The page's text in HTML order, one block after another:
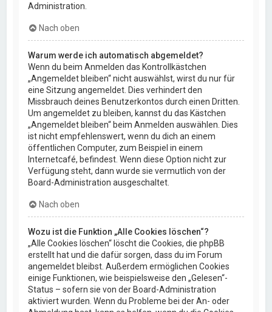
Administration.
Nach oben
Warum werde ich automatisch abgemeldet?
Wenn du beim Anmelden das Kontrollkästchen
„Angemeldet bleiben“ nicht auswählst, wirst du nur für
eine Sitzung angemeldet. Dies verhindert den
Missbrauch deines Benutzerkontos durch einen Dritten.
Um angemeldet zu bleiben, kannst du das Kästchen
„Angemeldet bleiben“ beim Anmelden auswählen. Dies
ist nicht empfehlenswert, wenn du dich an einem
öffentlichen Computer, zum Beispiel in einem
Internetcafé, befindest. Wenn diese Option nicht zur
Verfügung steht, dann wurde sie vermutlich von der
Board-Administration ausgeschaltet.
Nach oben
Wozu ist die Funktion „Alle Cookies löschen“?
„Alle Cookies löschen“ löscht die Cookies, die phpBB
erstellt hat und die dafür sorgen, dass du im Forum
angemeldet bleibst. Außerdem ermöglichen Cookies
einige Funktionen, wie beispielsweise den „Gelesen“-
Status – sofern sie von der Board-Administration
aktiviert wurden. Wenn du Probleme bei der An- oder